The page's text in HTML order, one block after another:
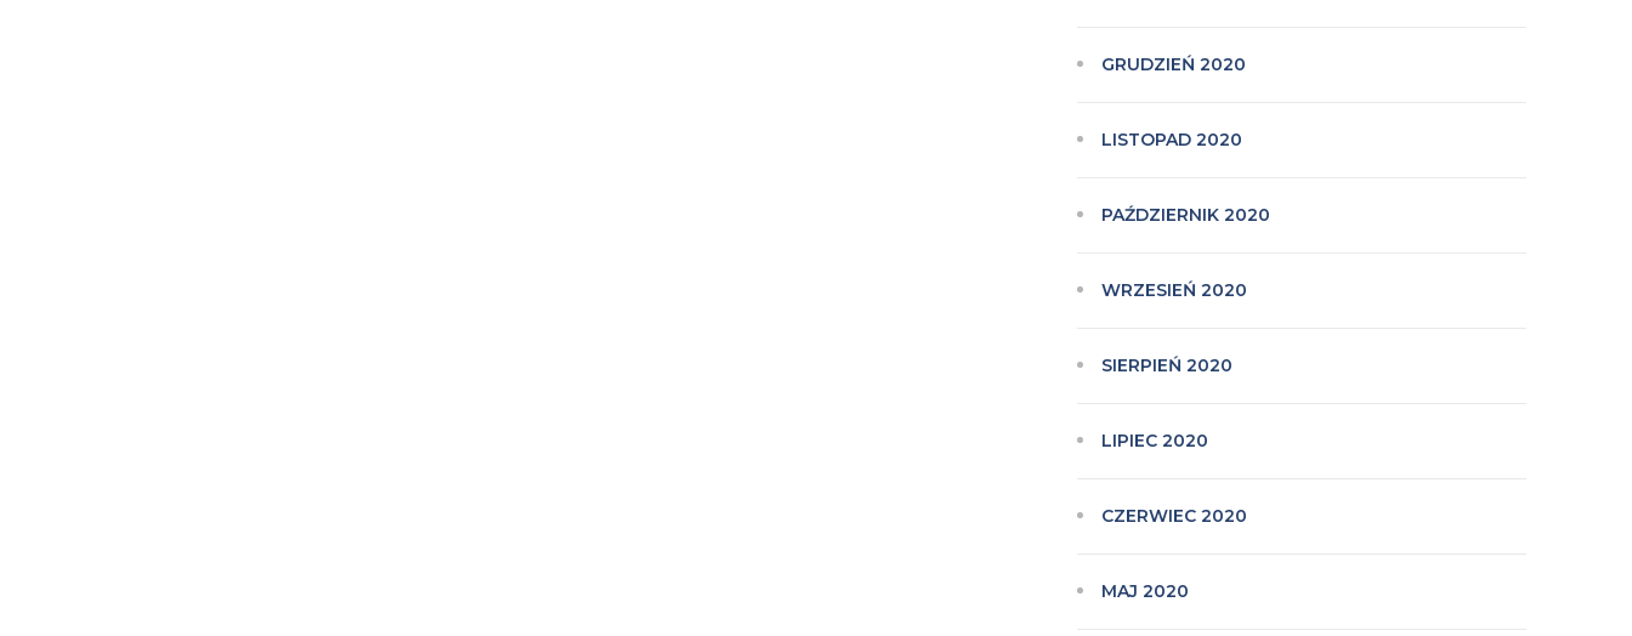
GRUDZIEŃ 2020
LISTOPAD 2020
PAŹDZIERNIK 2020
WRZESIEŃ 2020
SIERPIEŃ 2020
LIPIEC 2020
CZERWIEC 2020
MAJ 2020